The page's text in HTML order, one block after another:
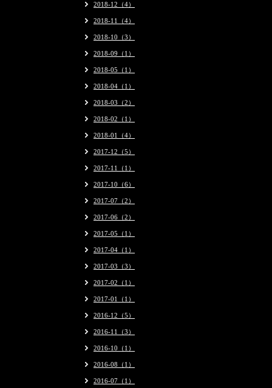
2018-12（4）
2018-11（4）
2018-10（3）
2018-09（1）
2018-05（1）
2018-04（1）
2018-03（2）
2018-02（1）
2018-01（4）
2017-12（5）
2017-11（1）
2017-10（6）
2017-07（2）
2017-06（2）
2017-05（1）
2017-04（1）
2017-03（3）
2017-02（1）
2017-01（1）
2016-12（5）
2016-11（3）
2016-10（1）
2016-08（1）
2016-07（1）